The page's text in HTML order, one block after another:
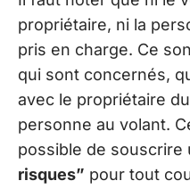
propriétaire, ni la
pris en charge. Ce
qui sont concernés,
avec le propriétaire
personne au volant.
possible de souscrire
risques” pour tout